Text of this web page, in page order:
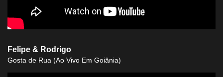
Felipe & Rodrigo
Gosta de Rua (Ao Vivo Em Goiânia)